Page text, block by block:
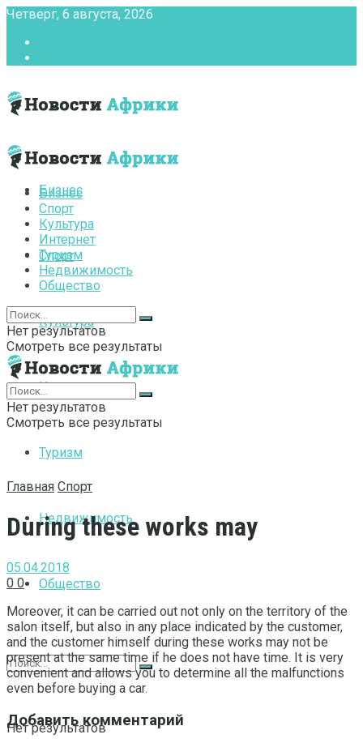
Четверг, 6 августа, 2026
Бизнес
Спорт
Культура
Интернет
Туризм
Недвижимость
Общество
Нет результатов
Бизнес
Спорт
Культура
Интернет
Туризм
Недвижимость
Общество
Нет результатов
Смотреть все результаты
Нет результатов
Смотреть все результаты
Главная Спорт
During these works may
05.04.2018
0 0
Moreover, it can be carried out not only on the territory of the
salon itself, but also in any place indicated by the customer,
and the customer himself during these works may not be
present at the same time if he does not have time. It is very
convenient and allows you to determine all the malfunctions
even before buying a car.
Добавить комментарий